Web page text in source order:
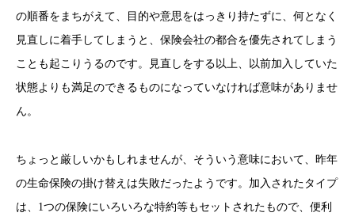
の順番をまちがえて、目的や意思をはっきり持たずに、何となく
見直しに着手してしまうと、保険会社の都合を優先されてしまう
ことも起こりうるのです。見直しをする以上、以前加入していた
状態よりも満足のできるものになっていなければ意味がありませ
ん。
ちょっと厳しいかもしれませんが、そういう意味において、昨年
の生命保険の掛け替えは失敗だったようです。加入されたタイプ
は、1つの保険にいろいろな特約等もセットされたもので、便利